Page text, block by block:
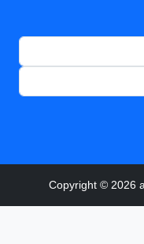
Copyright © 2026